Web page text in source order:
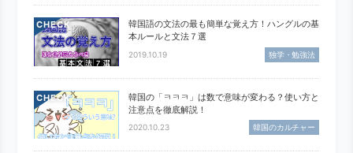
CHECK
韓国語の文法の最も簡単な覚え方！ハングルの基
本ルールと文法７選
2019.10.19 独学・勉強法
CHECK
韓国の「ㅋㅋㅋ」は数で意味が変わる？使い方と
注意点を徹底解説！
2020.10.23 韓国のカルチャー